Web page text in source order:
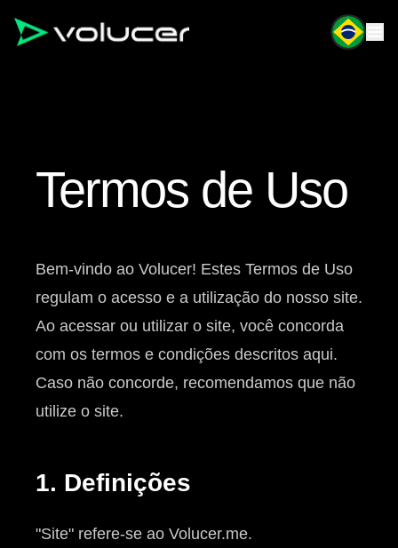
Termos de Uso
Bem-vindo ao Volucer! Estes Termos de Uso
regulam o acesso e a utilização do nosso site.
Ao acessar ou utilizar o site, você concorda
com os termos e condições descritos aqui.
Caso não concorde, recomendamos que não
utilize o site.
1. Definições
"Site" refere-se ao Volucer.me.